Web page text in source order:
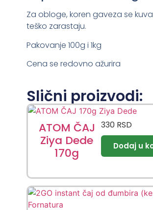
Za obloge, koren gaveza se
teško zarastaju.
Pakovanje 100g i 1kg
Cena se redovno ažurira
Slični proizvodi:
ATOM ČAJ
Ziya Dede
170g
330 RSD